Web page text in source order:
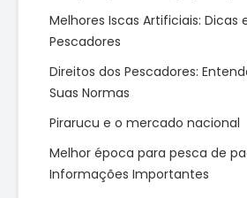
Melhores Iscas Artificiais: Dicas
Pescadores
Direitos dos Pescadores:
Suas Normas
Pirarucu e o mercado nacional
Melhor época para pesca de
Informações Importantes